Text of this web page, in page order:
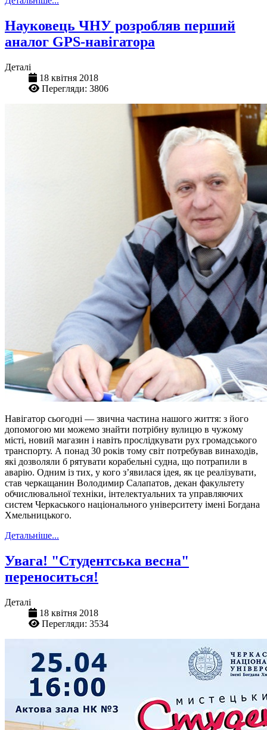
Науковець ЧНУ розробляв перший
аналог GPS-навігатора
Деталі
18 квітня 2018
Перегляди: 3806
Навігатор сьогодні — звична частина нашого життя: з його
допомогою ми можемо знайти потрібну вулицю в чужому
місті, новий магазин і навіть прослідкувати рух громадського
транспорту. А понад 30 років тому світ потребував винаходів,
які дозволяли б рятувати корабельні судна, що потрапили в
аварію. Одним із тих, у кого з’явилася ідея, як це реалізувати,
став черкащанин Володимир Салапатов, декан факультету
обчислювальної техніки, інтелектуальних та управляючих
систем Черкаського національного університету імені Богдана
Хмельницького.
Детальніше...
Увага! "Студентська весна"
переноситься!
Деталі
18 квітня 2018
Перегляди: 3534